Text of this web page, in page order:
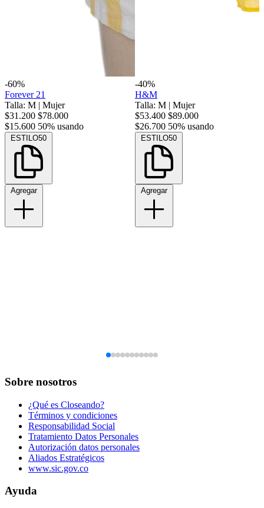
-60%
Forever 21
Talla: M | Mujer
$31.200 $78.000
$15.600 50% usando
ESTILO50
Agregar
-40%
H&M
Talla: M | Mujer
$53.400 $89.000
$26.700 50% usando
ESTILO50
Agregar
Sobre nosotros
¿Qué es Closeando?
Términos y condiciones
Responsabilidad Social
Tratamiento Datos Personales
Autorización datos personales
Aliados Estratégicos
www.sic.gov.co
Ayuda